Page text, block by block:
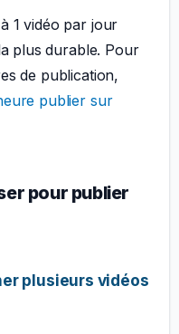
1 vidéo par jour
plus durable. Pour
de publication,
publier sur
pour publier
plusieurs vidéos